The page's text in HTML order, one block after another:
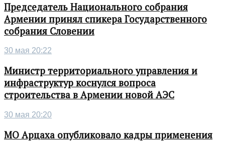
Председатель Национального собрания
Армении принял спикера Государственного
собрания Словении
30 мая 20:22
Министр территориального управления и
инфраструктур коснулся вопроса
строительства в Армении новой АЭС
30 мая 20:20
МО Арцаха опубликовало кадры применения